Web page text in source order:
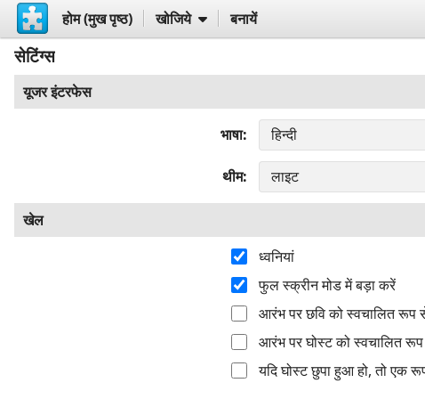
होम (मुख पृष्ठ) खोजिये बनायें
सेटिंग्स
यूजर इंटरफेस
भाषा
थीम
खेल
ध्वनियां
फुल स्क्रीन मोड में बड़ा करें
आरंभ पर छवि को स्वचालित रूप
आरंभ पर घोस्ट को स्वचालित रूप
यदि घोस्ट छुपा हुआ हो, तो एक